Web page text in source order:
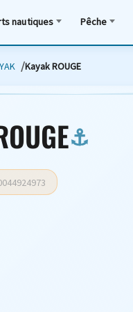
nautiques Pêche
Kayak ROUGE